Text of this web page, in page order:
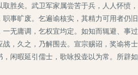
胜矣。武卫军家属尝苦于兵，人人怀愤
事旷废。乞遍谕核实，其精力可用者仍
无庸调，乞权宜均定。如知而辄避、事
久之，乃解围去。宣宗赐诏，奖谕将
暇延引儒士，歌咏投壶以为常。所辟